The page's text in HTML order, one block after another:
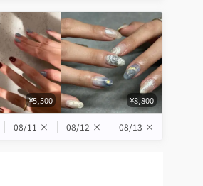
¥5,500 ¥8,800
08/11 × 08/12 × 08/13 ×